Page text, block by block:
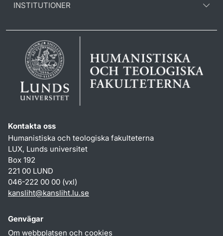
INSTITUTIONER
Kontakta oss
Humanistiska och teologiska fakulteterna
LUX, Lunds universitet
Box 192
221 00 LUND
046-222 00 00 (vxl)
kansliht@kansliht.lu.se
Genvägar
Om webbplatsen och cookies